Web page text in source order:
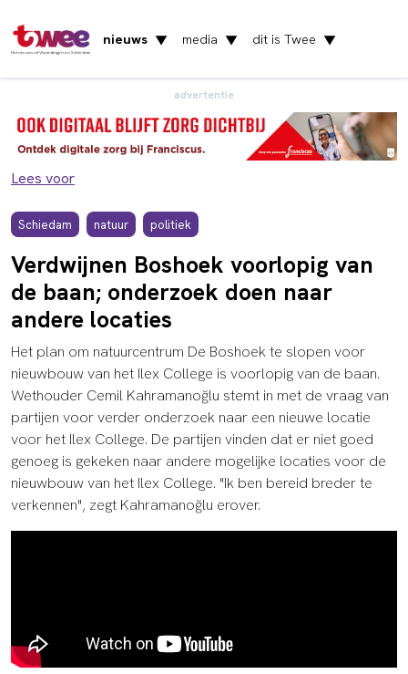
Het nieuws uit Vlaardingen en Schiedam
nieuws ▼ media ▼ dit is Twee ▼
advertentie
Lees voor
Schiedam natuur politiek
Verdwijnen Boshoek voorlopig van
de baan; onderzoek doen naar
andere locaties
Het plan om natuurcentrum De Boshoek te slopen voor
nieuwbouw van het Ilex College is voorlopig van de baan.
Wethouder Cemil Kahramanoğlu stemt in met de vraag van
partijen voor verder onderzoek naar een nieuwe locatie
voor het Ilex College. De partijen vinden dat er niet goed
genoeg is gekeken naar andere mogelijke locaties voor de
nieuwbouw van het Ilex College. "Ik ben bereid breder te
verkennen", zegt Kahramanoğlu erover.